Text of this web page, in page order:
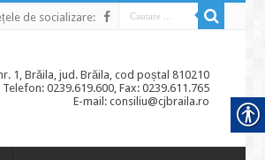
de socializare:
1, Brăila, jud. Brăila, cod poștal 810210
Telefon: 0239.619.600, Fax: 0239.611.765
E-mail: consiliu@cjbraila.ro